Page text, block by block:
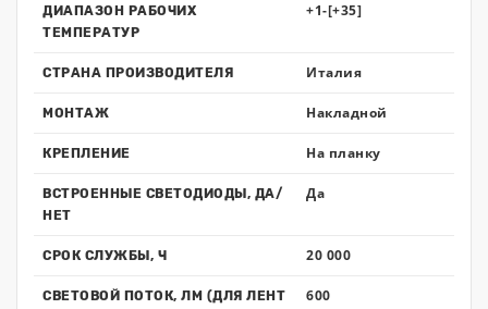
ДИАПАЗОН РАБОЧИХ
ТЕМПЕРАТУР
+1-[+35]
СТРАНА ПРОИЗВОДИТЕЛЯ Италия
МОНТАЖ Накладной
КРЕПЛЕНИЕ На планку
ВСТРОЕННЫЕ СВЕТОДИОДЫ, ДА/
НЕТ
Да
СРОК СЛУЖБЫ, Ч 20 000
СВЕТОВОЙ ПОТОК, ЛМ (ДЛЯ ЛЕНТ
600